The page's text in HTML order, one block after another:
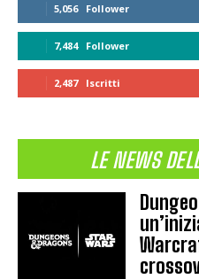
5,056 Follower
7,484 Follower
2,487 Iscritti
LE NEWS